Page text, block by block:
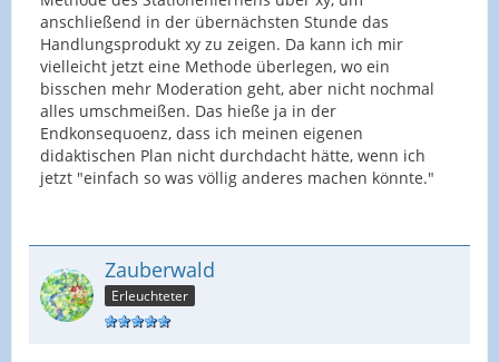
Gefordert ist in den Curricula, dass SchülerInnen
sich ausdrücken und etwas präsentieren können,
das nimmt sogar zu. Zudem wird auch bei euch ein
bestimmter Anteil desDeutsch -Curriculums dem
Bereich Sprechen und Zuhören zugeordnet sein.
Die Vorgabe eines Unterrichtsgespräches oder
einer Moderation als Lehrkraft fordert also zum
beim Stationenlernen bleibt.
@samu hatte tolle Vorschläge, wie man die Einheit
insgesamt anders strukturiert oder eine
anschließend in der übernächsten Stunde das
Handlungsprodukt xy zu zeigen. Da kann ich mir
vielleicht jetzt eine Methode überlegen, wo ein
bisschen mehr Moderation geht, aber nicht nochmal
alles umschmeißen. Das hieße ja in der
Endkonsequoenz, dass ich meinen eigenen
didaktischen Plan nicht durchdacht hätte, wenn ich
jetzt "einfach so was völlig anderes machen könnte."
Zauberwald
Erleuchteter